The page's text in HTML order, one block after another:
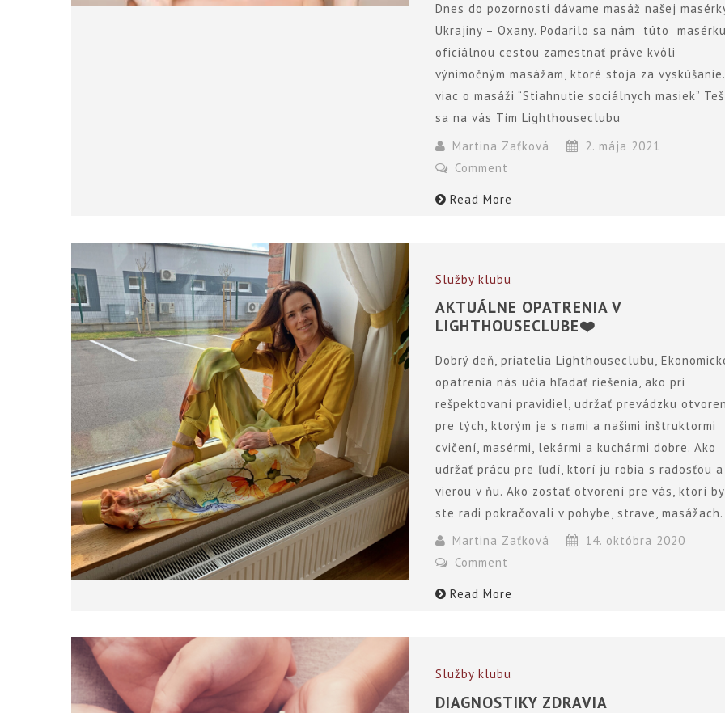
Dnes do pozornosti dávame masáž našej
Ukrajiny – Oxany. Podarilo sa nám túto
oficiálnou cestou zamestnať práve kvôli
výnimočným masážam, ktoré stoja za vyskúšanie.
viac o masáži “Stiahnutie sociálnych masiek”
sa na vás Tím Lighthouseclubu
Martina Zaťková
2. mája 2021
Comment
Read More
Služby klubu
AKTUÁLNE OPATRENIA V
LIGHTHOUSECLUBE❤️
Dobrý deň, priatelia Lighthouseclubu,
opatrenia nás učia hľadať riešenia, ako pri
rešpektovaní pravidiel, udržať prevádzku
pre tých, ktorým je s nami a našimi inštruktormi
cvičení, masérmi, lekármi a kuchármi dobre. Ako
udržať prácu pre ľudí, ktorí ju robia s radosťou a
vierou v ňu. Ako zostať otvorení pre vás, ktorí by
ste radi pokračovali v pohybe, strave, masážach.
Martina Zaťková
14. októbra 2020
Comment
Read More
Služby klubu
DIAGNOSTIKY ZDRAVIA